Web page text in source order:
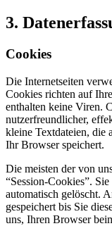
3.
Cookies
Die Internetseiten
Cookies richten auf
enthalten keine Viren.
nutzerfreundlicher,
kleine Textdateien, die
Ihr Browser speichert.
Die meisten der von
“Session-Cookies”.
automatisch gelöscht.
gespeichert bis Sie
uns, Ihren Browser